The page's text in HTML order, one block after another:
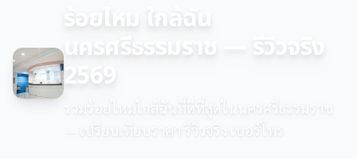
ร้อยไหม ใกล้ฉัน
นครศรีธรรมราช — รีวิวจริง
2569
รวมร้อยไหมใกล้ฉันที่ดีที่สุดในนครศรีธรรมราช
— เปรียบเทียบราคา รีวิวจริง เบอร์โทร